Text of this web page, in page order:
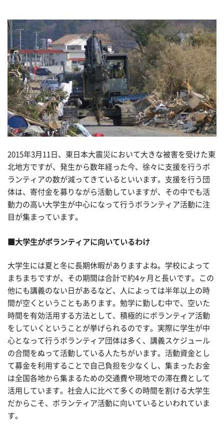
2015年3月11日、東日本大震災において大きな被害を受けた東
北地方ですが、発生から数年経った今、徐々に支援を行うボ
ランティアの数が減ってきているといいます。支援を行う団
体は、寄付金を募りながら活動していますが、その中でも活
動力の高い大学生が中心になって行うボランティア活動に注
目が集まっています。
■大学生がボランティアに向いているわけ
大学生には夏と冬に長期休暇がありますよね。学校によって
まちまちですが、その期間は合計で約4ヶ月と長いです。この
他にも講義のない日があるなど、人によっては半年以上の時
間が空くということもあります。勉学に勤しむ中で、空いた
時間を有効活用する方法として、積極的にボランティア活動
をしていくということが挙げられるのです。実際に学生が中
心となって行うボランティア団体は多く、講義スケジュール
の合間をぬって活動している人たちがいます。活動資金とし
て募金を利用することで自己負担を少なくし、集まったお金
は全国各地から集まるための交通費や現地での滞在費として
活用しています。社会人に比べて多くの時間を割ける大学生
だからこそ、ボランティア活動に向いているといわれていま
す。